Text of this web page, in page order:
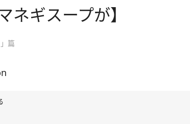
ネギスープが】
篇